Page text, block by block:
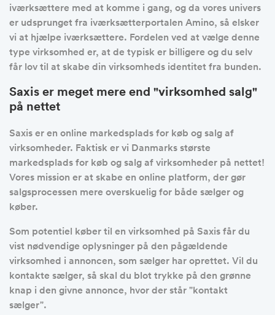
iværksættere med at komme i gang, og da vores univers
er udsprunget fra iværksætterportalen Amino, så elsker
vi at hjælpe iværksættere. Fordelen ved at vælge denne
type virksomhed er, at de typisk er billigere og du selv
får lov til at skabe din virksomheds identitet fra bunden.
Saxis er meget mere end "virksomhed salg"
på nettet
Saxis er en online markedsplads for køb og salg af
virksomheder. Faktisk er vi Danmarks største
markedsplads for køb og salg af virksomheder på nettet!
Vores mission er at skabe en online platform, der gør
salgsprocessen mere overskuelig for både sælger og
køber.
Som potentiel køber til en virksomhed på Saxis får du
vist nødvendige oplysninger på den pågældende
virksomhed i annoncen, som sælger har oprettet. Vil du
kontakte sælger, så skal du blot trykke på den grønne
knap i den givne annonce, hvor der står "kontakt
sælger".